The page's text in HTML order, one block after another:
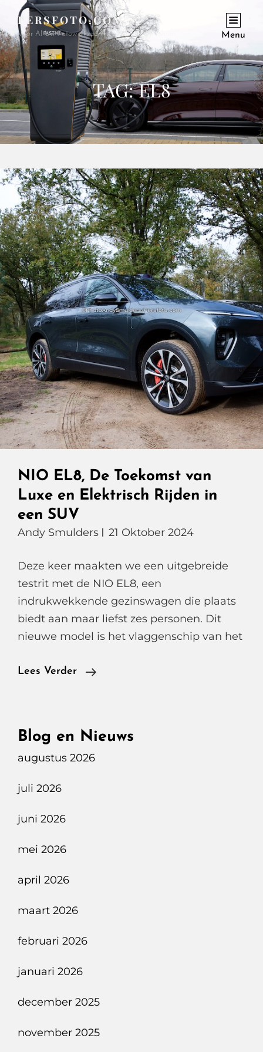
PERSFOTO.COM
Voor Al Uw Fotowerkzaamheden En Opdrachten Menu
TAG:EL8
NIO EL8, De Toekomst van
Luxe en Elektrisch Rijden in
een SUV
Andy Smulders 21 Oktober 2024
Deze keer maakten we een uitgebreide
testrit met de NIO EL8, een
indrukwekkende gezinswagen die plaats
biedt aan maar liefst zes personen. Dit
nieuwe model is het vlaggenschip van het
Lees Verder
NIO
Van
Blog en Nieuws
augustus 2026
juli 2026
juni 2026
mei 2026
april 2026
maart 2026
februari 2026
januari 2026
december 2025
november 2025